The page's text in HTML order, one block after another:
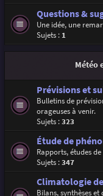
Questions &
Une idée, une
Sujets : 1
Météo
Prévisions et
Bulletins de
orageuses à venir.
Sujets :323
Étude de
Rapports, études
Sujets :347
Climatologie
Bilans, synthèses